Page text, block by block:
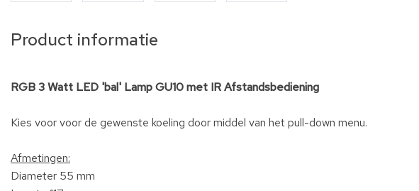
Product informatie
RGB 3 Watt LED 'bal' Lamp GU10 met IR Afstandsbediening
Kies voor voor de gewenste koeling door middel van het pull-down menu.
Afmetingen:
Diameter 55 mm